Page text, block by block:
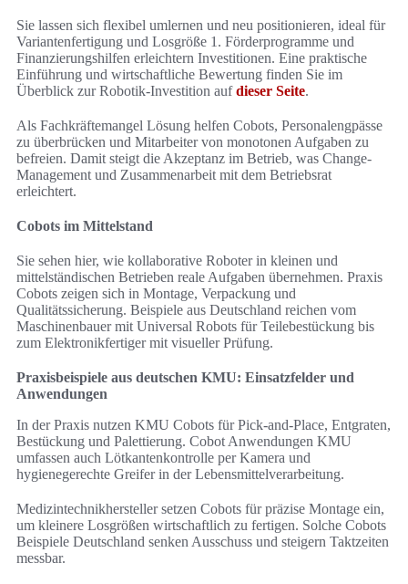
Sie lassen sich flexibel umlernen und neu positionieren, ideal für
Variantenfertigung und Losgröße 1. Förderprogramme und
Finanzierungshilfen erleichtern Investitionen. Eine praktische
Einführung und wirtschaftliche Bewertung finden Sie im
Überblick zur Robotik-Investition aufdieser Seite.
Als Fachkräftemangel Lösung helfen Cobots, Personalengpässe
zu überbrücken und Mitarbeiter von monotonen Aufgaben zu
befreien. Damit steigt die Akzeptanz im Betrieb, was Change-
Management und Zusammenarbeit mit dem Betriebsrat
erleichtert.
Cobots im Mittelstand
Sie sehen hier, wie kollaborative Roboter in kleinen und
mittelständischen Betrieben reale Aufgaben übernehmen. Praxis
Cobots zeigen sich in Montage, Verpackung und
Qualitätssicherung. Beispiele aus Deutschland reichen vom
Maschinenbauer mit Universal Robots für Teilebestückung bis
zum Elektronikfertiger mit visueller Prüfung.
Praxisbeispiele aus deutschen KMU: Einsatzfelder und
Anwendungen
In der Praxis nutzen KMU Cobots für Pick-and-Place, Entgraten,
Bestückung und Palettierung. Cobot Anwendungen KMU
umfassen auch Lötkantenkontrolle per Kamera und
hygienegerechte Greifer in der Lebensmittelverarbeitung.
Medizintechnikhersteller setzen Cobots für präzise Montage ein,
um kleinere Losgrößen wirtschaftlich zu fertigen. Solche Cobots
Beispiele Deutschland senken Ausschuss und steigern Taktzeiten
messbar.